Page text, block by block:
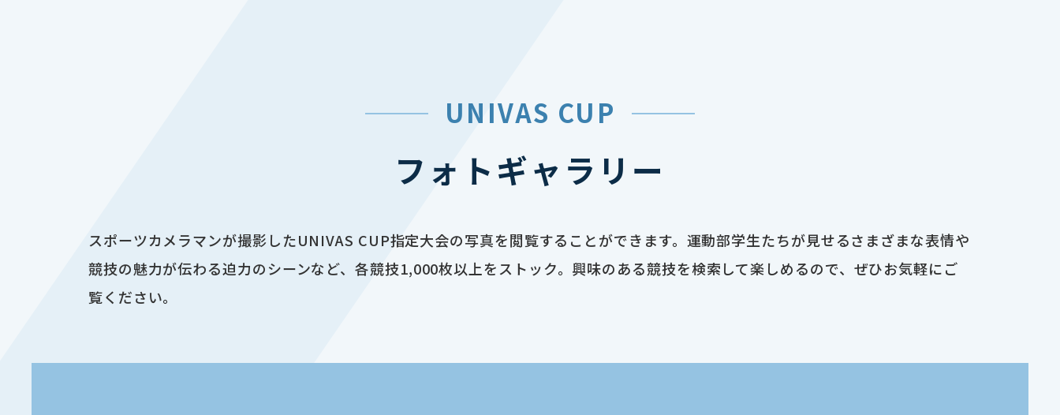
UNIVAS CUP
フォトギャラリー
スポーツカメラマンが撮影したUNIVAS CUP指定大会の写真を閲覧することができます。運動部学生たちが見せるさまざまな表情や
競技の魅力が伝わる迫力のシーンなど、各競技1,000枚以上をストック。興味のある競技を検索して楽しめるので、ぜひお気軽にご
覧ください。